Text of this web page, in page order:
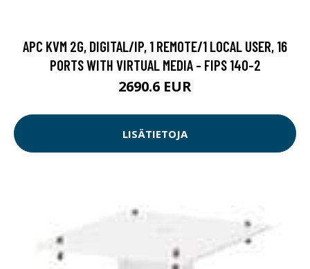
APC KVM 2G, DIGITAL/IP, 1 REMOTE/1 LOCAL USER, 16
PORTS WITH VIRTUAL MEDIA - FIPS 140-2
2690.6 EUR
LISÄTIETOJA